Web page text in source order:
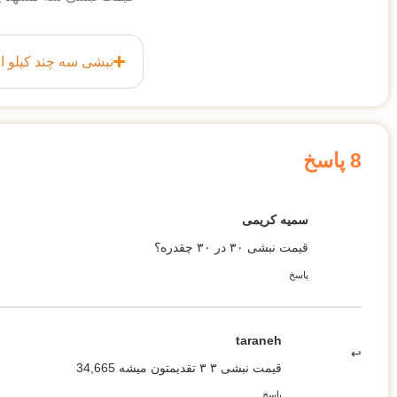
نبشی سه چند
8 پاسخ
سمیه کریمی
قیمت نبشی ۳۰ در ۳۰ چقدره؟
پاسخ
taraneh
قیمت نبشی ۳ ۳ تقدیمتون میشه 34,665
پاسخ